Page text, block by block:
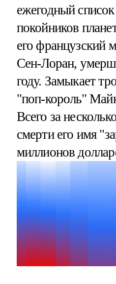
ежегодный
покойников
его французский
Сен-Лоран,
году. Замыкает
"поп-король"
Всего за
смерти его имя
миллионов